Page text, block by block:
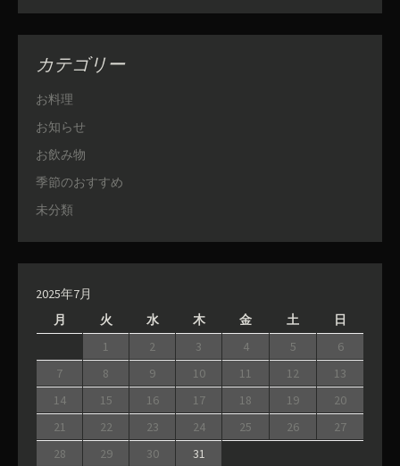
カテゴリー
お料理
お知らせ
お飲み物
季節のおすすめ
未分類
2025年7月
月
火 水 木 金 土 日
1 2 3 4 5
6
7
8 9 10 11 12
13
14
15 16 17 18 19
20
21
22 23 24 25 26
27
28
29 30 31